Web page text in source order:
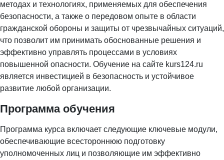
методах и технологиях, применяемых для обеспечения
безопасности, а также о передовом опыте в области
гражданской обороны и защиты от чрезвычайных ситуаций,
что позволит им принимать обоснованные решения и
эффективно управлять процессами в условиях
повышенной опасности. Обучение на сайте kurs124.ru
является инвестицией в безопасность и устойчивое
развитие любой организации.
Программа обучения
Программа курса включает следующие ключевые модули,
обеспечивающие всестороннюю подготовку
уполномоченных лиц и позволяющие им эффективно